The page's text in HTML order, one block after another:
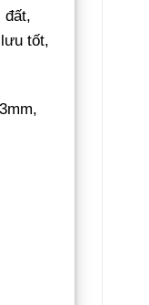
đất,
tốt,